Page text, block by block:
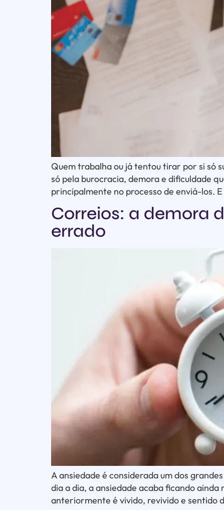
Quem trabalha ou já tentou tirar por si só
só pela burocracia, demora e dificuldade
principalmente no processo de enviá-los.
Correios: a demora
errado
A ansiedade é considerada um dos
dia a dia, a ansiedade acaba ficando
anteriormente é vivido, revivido e sentido